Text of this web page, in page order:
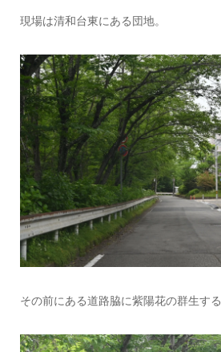
現場は清和台東にある団地。
その前にある道路脇に紫陽花の群生す